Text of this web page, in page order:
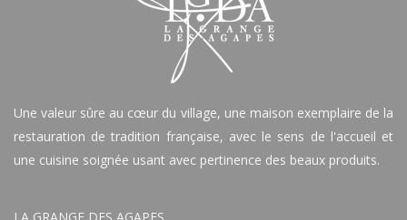
Une valeur sûre au cœur du village, une maison exemplaire de la
restauration de tradition française, avec le sens de l'accueil et
une cuisine soignée usant avec pertinence des beaux produits.